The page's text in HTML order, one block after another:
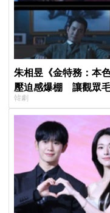
朱相昱《金特務：本
壓迫感爆棚 讓觀眾
韓劇